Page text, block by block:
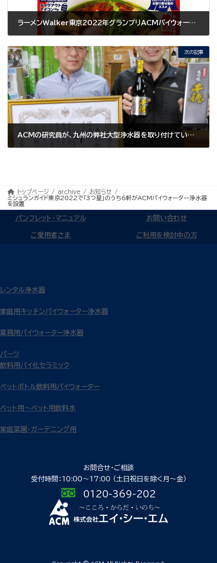
ラーメンWalker東京2022年グランプリACMパイウォーター設置店が上位にランキング
2021年11月4日
次の記事
ACMの研究員が、九州の弊社大型浄水器を取り付けている酒蔵の幾つかを出張訪問してきました
2022年9月1日
トップページ archive
お知らせ
ミシュランガイド東京2022で「3つ星」のうち6軒がACMパイウォーター浄水器
を設置
パンフレット・マニュアル お問い合わせ
ご愛用者さま ご利用を検討中の方
レンタル浄水器
家庭用キッチンパイウォーター浄水器
業務用パイウォーター浄水器
パーツ
飲料用パイ化セラミック
ペットボトル飲料用パイウォーター
ペット用～ペット用飲料水
家庭菜園・ガーデニング用
お問合せ・ご相談
受付時間：10:00〜17:00 （土日祝日を除く月〜金）
0120-369-202